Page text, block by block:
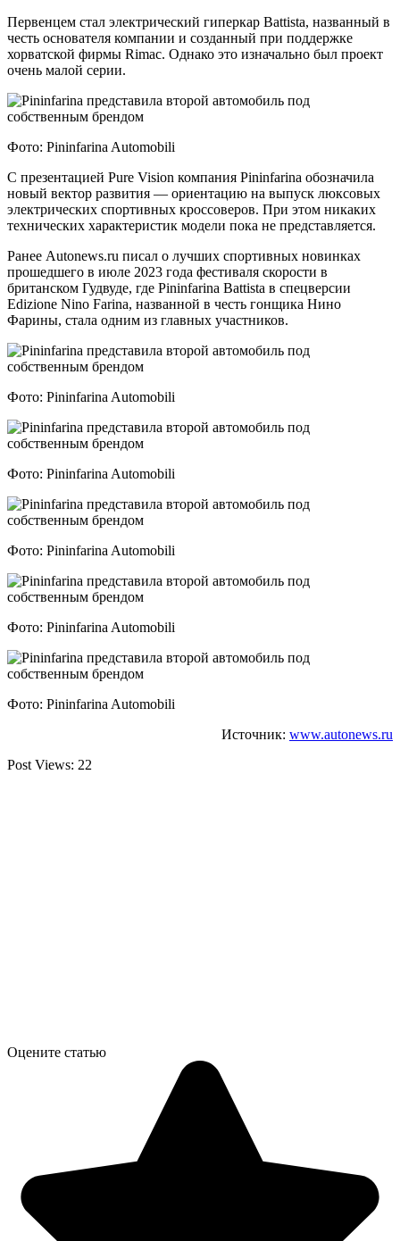
Первенцем стал электрический гиперкар Battista, названный в
честь основателя компании и созданный при поддержке
хорватской фирмы Rimac. Однако это изначально был проект
очень малой серии.
Фото: Pininfarina Automobili
С презентацией Pure Vision компания Pininfarina обозначила
новый вектор развития — ориентацию на выпуск люксовых
электрических спортивных кроссоверов. При этом никаких
технических характеристик модели пока не представляется.
Ранее Autonews.ru писал о лучших спортивных новинках
прошедшего в июле 2023 года фестиваля скорости в
британском Гудвуде, где Pininfarina Battista в спецверсии
Edizione Nino Farina, названной в честь гонщика Нино
Фарины, стала одним из главных участников.
Фото: Pininfarina Automobili
Фото: Pininfarina Automobili
Фото: Pininfarina Automobili
Фото: Pininfarina Automobili
Фото: Pininfarina Automobili
Источник: www.autonews.ru
Post Views: 22
Оцените статью